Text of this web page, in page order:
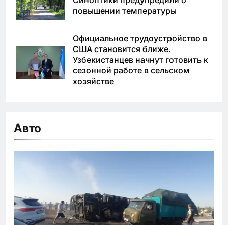
повышении температуры
Официальное трудоустройство в
США становится ближе.
Узбекистанцев начнут готовить к
сезонной работе в сельском
хозяйстве
Авто